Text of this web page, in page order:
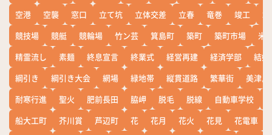
空港
空襲 窓口 立て坑 立体交差 立春 竜巻 竣工
競技場
競艇 競輪場 竹ン芸 箕島町 築町 築町市場
米
精霊流し
素麺 終息宣言 終業式 経営再建 経済学部
結婚
綱引き
綱引き大会 網場 緑地帯 縦貫道路 繁華街
美津島
耐寒行進
聖火 肥前長田 脇岬 脱毛 脱線 自動車学校
船大工町
芥川賞 芦辺町 花 花月 花火 花見 花電車